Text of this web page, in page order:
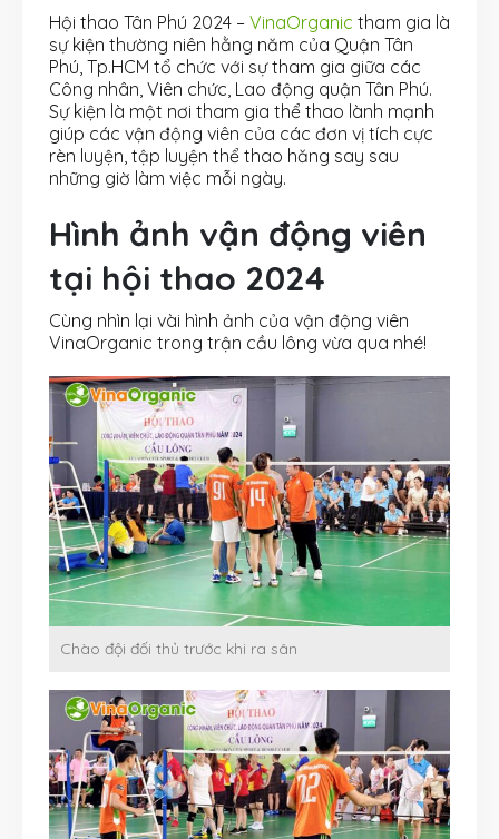
Hội thao Tân Phú 2024 – VinaOrganic tham gia là
sự kiện thường niên hằng năm của Quận Tân
Phú, Tp.HCM tổ chức với sự tham gia giữa các
Công nhân, Viên chức, Lao động quận Tân Phú.
Sự kiện là một nơi tham gia thể thao lành mạnh
giúp các vận động viên của các đơn vị tích cực
rèn luyện, tập luyện thể thao hăng say sau
những giờ làm việc mỗi ngày.
Hình ảnh vận động viên
tại hội thao 2024
Cùng nhìn lại vài hình ảnh của vận động viên
VinaOrganic trong trận cầu lông vừa qua nhé!
Chào đội đối thủ trước khi ra sân